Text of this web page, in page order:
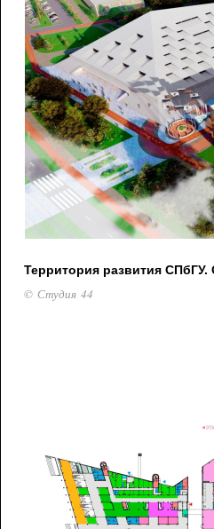
Территория развития СПбГУ.
© Студия 44